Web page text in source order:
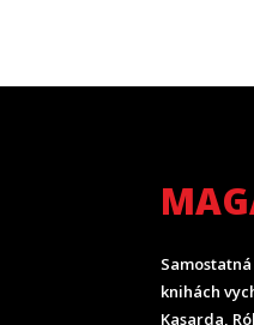
knihách
Kasarda,